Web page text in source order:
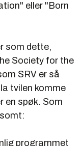
eller "Born
som dette,
Society for the
SRV er så
tvilen komme
en spøk. Som
programmet